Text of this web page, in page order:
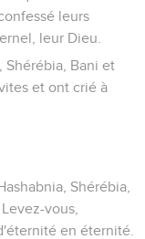
leurs
leur Dieu.
Shérébia, Bani et
et ont crié à
Shérébia,
vous,
en éternité.